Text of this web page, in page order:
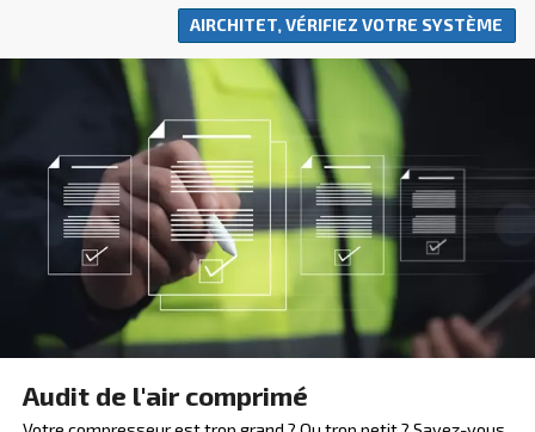
proche. Laissez-nous vous mettre en relation avec un
n’est pas seulement proche, mais qui répond à vos
Découvrez nos solutions
AIRCHITET, VÉRIFIEZ VOTRE